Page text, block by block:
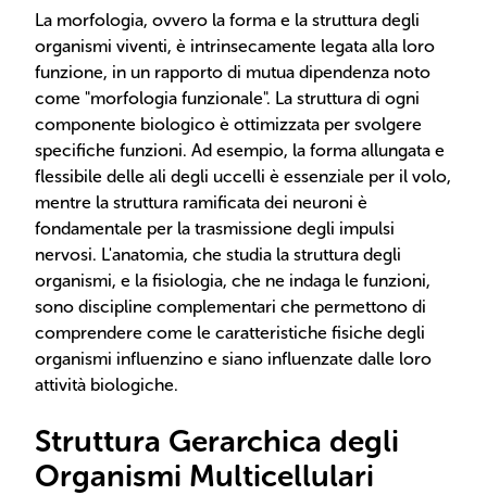
La morfologia, ovvero la forma e la struttura degli
organismi viventi, è intrinsecamente legata alla loro
funzione, in un rapporto di mutua dipendenza noto
come "morfologia funzionale". La struttura di ogni
componente biologico è ottimizzata per svolgere
specifiche funzioni. Ad esempio, la forma allungata e
flessibile delle ali degli uccelli è essenziale per il volo,
mentre la struttura ramificata dei neuroni è
fondamentale per la trasmissione degli impulsi
nervosi. L'anatomia, che studia la struttura degli
organismi, e la fisiologia, che ne indaga le funzioni,
sono discipline complementari che permettono di
comprendere come le caratteristiche fisiche degli
organismi influenzino e siano influenzate dalle loro
attività biologiche.
Struttura Gerarchica degli
Organismi Multicellulari